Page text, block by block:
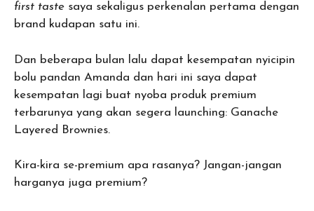
first taste saya sekaligus perkenalan pertama dengan
brand kudapan satu ini.
Dan beberapa bulan lalu dapat kesempatan nyicipin
bolu pandan Amanda dan hari ini saya dapat
kesempatan lagi buat nyoba produk premium
terbarunya yang akan segera launching: Ganache
Layered Brownies.
Kira-kira se-premium apa rasanya? Jangan-jangan
harganya juga premium?